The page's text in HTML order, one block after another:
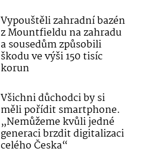
Vypouštěli zahradní bazén
z Mountfieldu na zahradu
a sousedům způsobili
škodu ve výši 150 tisíc
korun
Všichni důchodci by si
měli pořídit smartphone.
„Nemůžeme kvůli jedné
generaci brzdit digitalizaci
celého Česka“